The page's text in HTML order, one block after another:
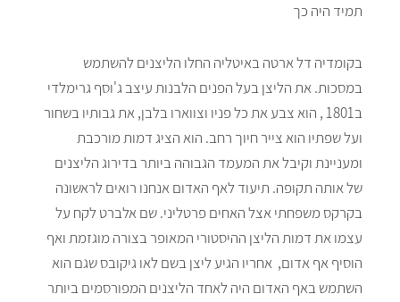
תמיד היה כך
בקומדיה דל ארטה באיטליה החלו הליצנים להשתמש
במסכות. את הליצן בעל הפנים הלבנות עיצב ג'וסף גרימלדי
ב1801 , הוא צבע את כל פניו וצווארו בלבן, את גבותיו בשחור
ועל שפתיו הוא צייר חיוך רחב. הוא הציג דמות מורכבת
ומעניינת וקיבל את המעמד הגבוהה ביותר בדירוג הליצנים
של אותה תקופה. תיעוד לאף האדום אנחנו רואים לראשונה
בקרקס משפחתי אצל האחים פרטליני. שם אלברט לקח על
עצמו את דמות הליצן ההיסטורי המאופר בצורה מוגזמת ואף
הוסיף אף אדום, אחריו הגיע ליצן בשם לאו גיקובס שגם הוא
השתמש באף האדום היה לאחד הליצנים המפורסמים ביותר